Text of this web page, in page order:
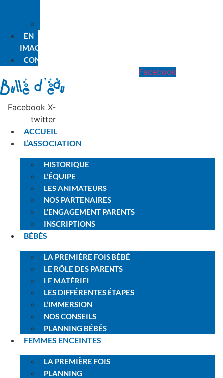
EN
IMAGES
CONTACT
Facebook
Facebook X-
twitter
ACCUEIL
L’ASSOCIATION
HISTORIQUE
L’ÉQUIPE
LES ANIMATEURS
NOS PARTENAIRES
L’ENGAGEMENT PARENTS
INSCRIPTIONS
BÉBÉS
LA PREMIÈRE FOIS BÉBÉ
LE RÔLE DES PARENTS
LE MATÉRIEL
LES DIFFÉRENTES ÉTAPES
L’IMMERSION
NOS CONSEILS
PLANNING BÉBÉS
FEMMES ENCEINTES
LA PREMIÈRE FOIS
PLANNING